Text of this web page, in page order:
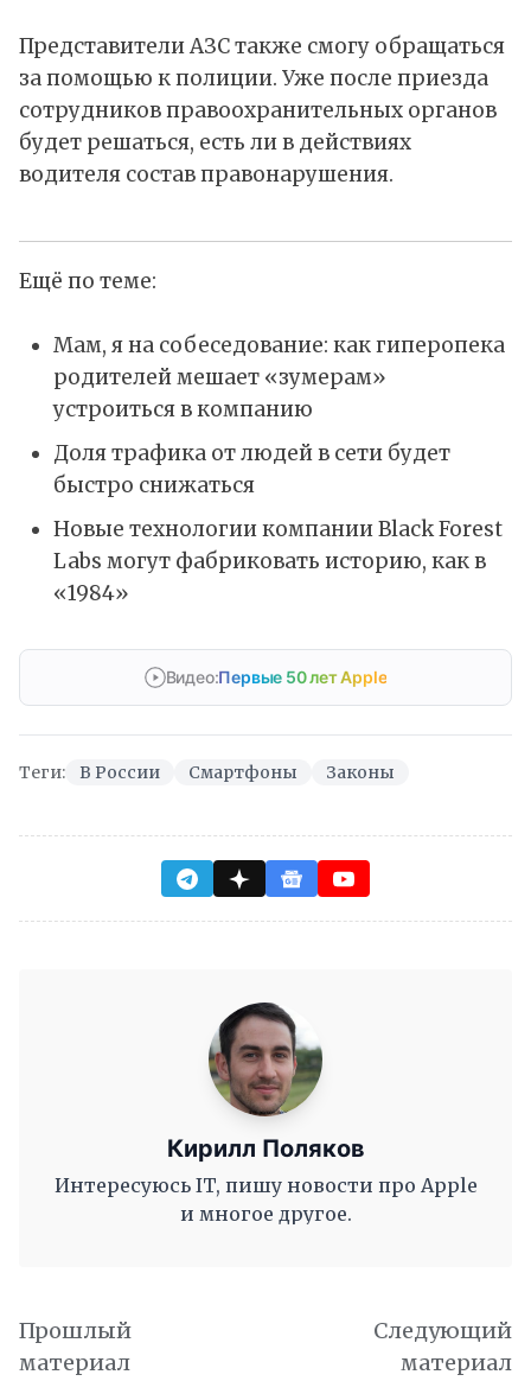
Представители АЗС также смогу обращаться
за помощью к полиции. Уже после приезда
сотрудников правоохранительных органов
будет решаться, есть ли в действиях
водителя состав правонарушения.
Ещё по теме:
Мам, я на собеседование: как гиперопека
родителей мешает «зумерам»
устроиться в компанию
Доля трафика от людей в сети будет
быстро снижаться
Новые технологии компании Black Forest
Labs могут фабриковать историю, как в
«1984»
Видео:Первые 50 лет Apple
Теги: В России Смартфоны Законы
Кирилл Поляков
Интересуюсь IT, пишу новости про Apple
и многое другое.
Прошлый
материал
Следующий
материал